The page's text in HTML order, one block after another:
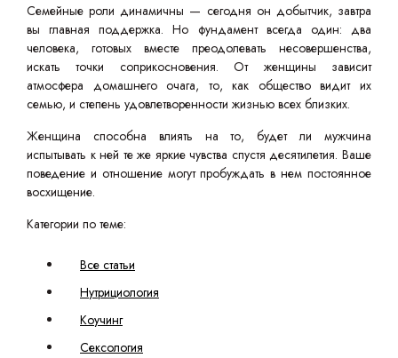
Семейные роли динамичны — сегодня он добытчик, завтра
вы главная поддержка. Но фундамент всегда один: два
человека, готовых вместе преодолевать несовершенства,
искать точки соприкосновения. От женщины зависит
атмосфера домашнего очага, то, как общество видит их
семью, и степень удовлетворенности жизнью всех близких.
Женщина способна влиять на то, будет ли мужчина
испытывать к ней те же яркие чувства спустя десятилетия. Ваше
поведение и отношение могут пробуждать в нем постоянное
восхищение.
Категории по теме:
Все статьи
Нутрициология
Коучинг
Сексология